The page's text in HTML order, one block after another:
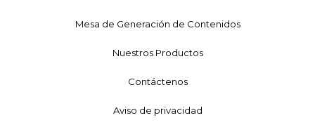
Mesa de Generación de Contenidos
Nuestros Productos
Contáctenos
Aviso de privacidad